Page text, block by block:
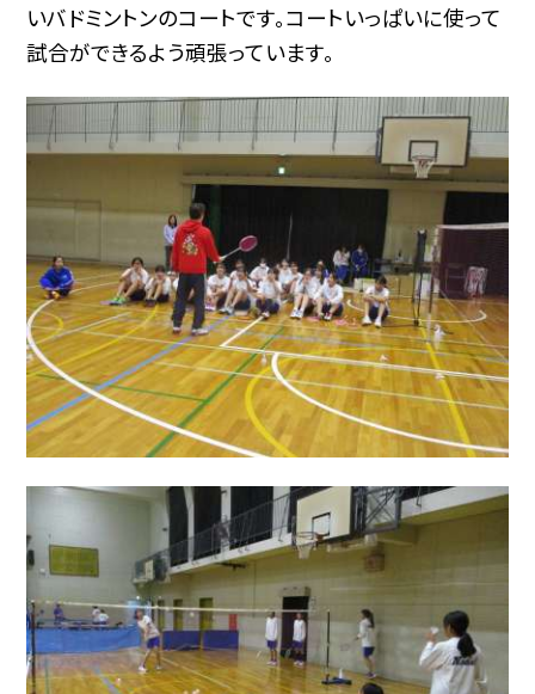
いバドミントンのコートです。コートいっぱいに使って
試合ができるよう頑張っています。